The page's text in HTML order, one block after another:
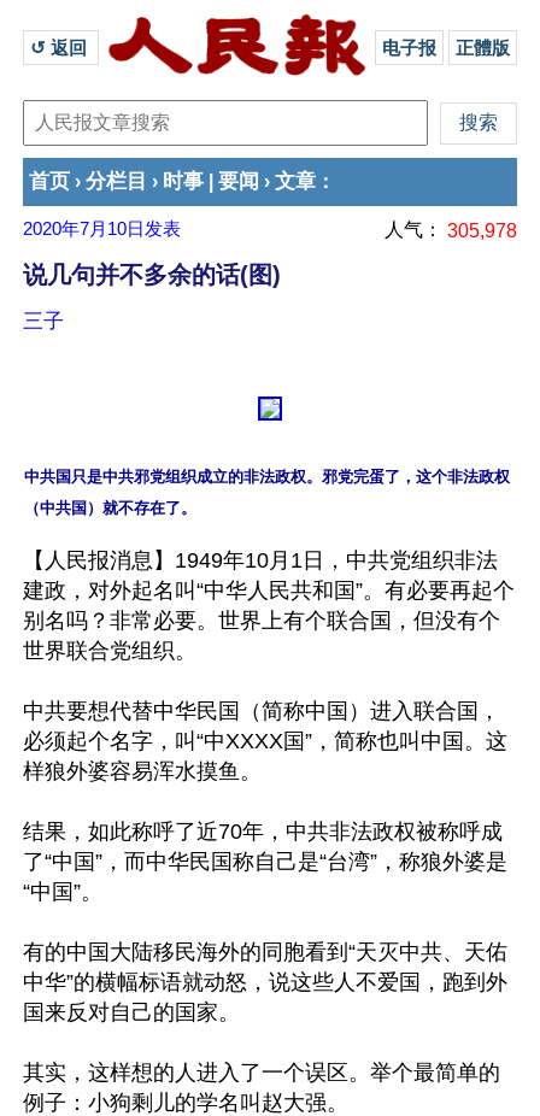
↺ 返回 电子报 正體版
首页 › 分栏目 › 时事 要闻 › 文章 ：
2020年7月10日 发表 人气： 305,978
说几句并不多余的话(图)
三子
中共国只是中共邪党组织成立的非法政权。邪党完蛋了，这个非法政权
（中共国）就不存在了。
【人民报消息】1949年10月1日，中共党组织非法
建政，对外起名叫“中华人民共和国”。有必要再起个
别名吗？非常必要。世界上有个联合国，但没有个
世界联合党组织。
中共要想代替中华民国（简称中国）进入联合国，
必须起个名字，叫“中XXXX国”，简称也叫中国。这
样狼外婆容易浑水摸鱼。
结果，如此称呼了近70年，中共非法政权被称呼成
了“中国”，而中华民国称自己是“台湾”，称狼外婆是
“中国”。
有的中国大陆移民海外的同胞看到“天灭中共、天佑
中华”的横幅标语就动怒，说这些人不爱国，跑到外
国来反对自己的国家。
其实，这样想的人进入了一个误区。举个最简单的
例子：小狗剩儿的学名叫赵大强。